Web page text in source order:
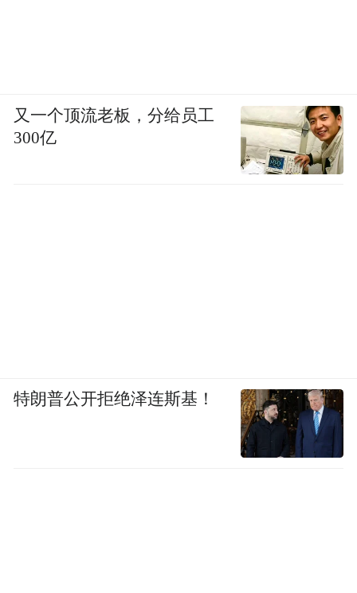
又一个顶流老板，分给员工
300亿
特朗普公开拒绝泽连斯基！